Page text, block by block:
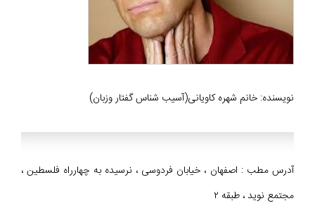
نویسنده: خانم شهره کاویانی(آسیب شناس گفتار وزبان)
آدرس مطب : اصفهان ، خیابان فردوسی ، نرسیده به چهارراه فلسطین ،
مجتمع نوید ، طبقه ۲